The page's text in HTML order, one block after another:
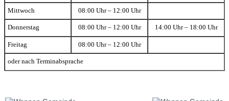
Mittwoch 08:00 Uhr – 12:00 Uhr
Donnerstag 08:00 Uhr – 12:00 Uhr 14:00 Uhr – 18:00 Uhr
Freitag 08:00 Uhr – 12:00 Uhr
oder nach Terminabsprache